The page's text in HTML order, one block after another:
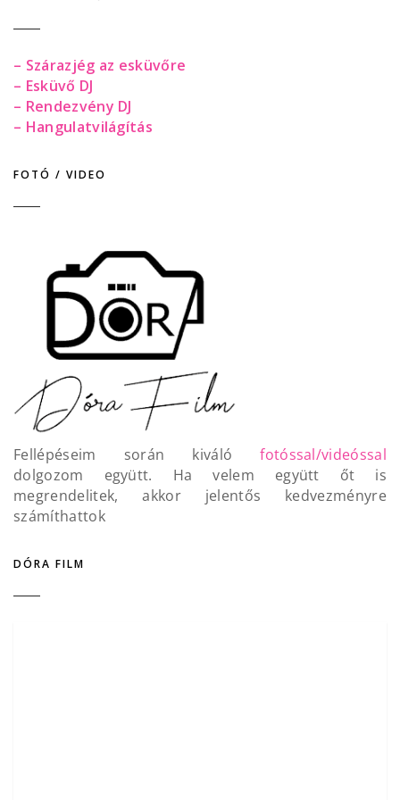
– Szárazjég az esküvőre
– Esküvő DJ
– Rendezvény DJ
– Hangulatvilágítás
FOTÓ / VIDEO
Fellépéseim során kiválófotóssal/videóssal
dolgozom együtt. Ha velem együtt őt is
megrendelitek, akkor jelentős kedvezményre
számíthattok
DÓRA FILM